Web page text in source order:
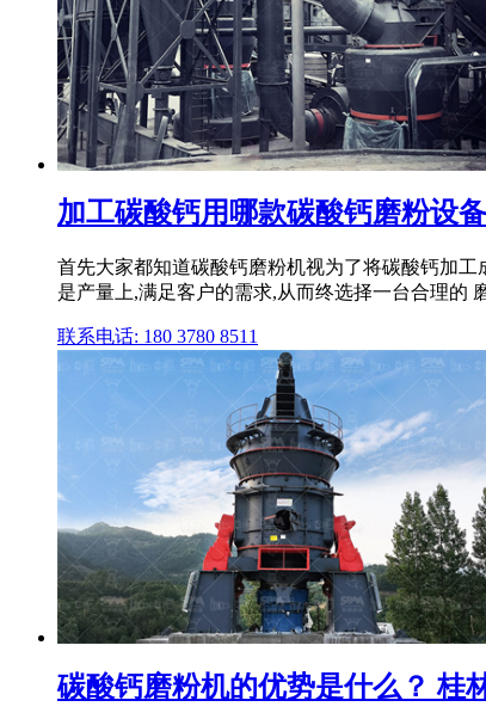
加工碳酸钙用哪款碳酸钙磨粉设
首先大家都知道碳酸钙磨粉机视为了将碳酸钙加
是产量上,满足客户的需求,从而终选择一台合理的
联系电话: 180 3780 8511
碳酸钙磨粉机的优势是什么？ 桂